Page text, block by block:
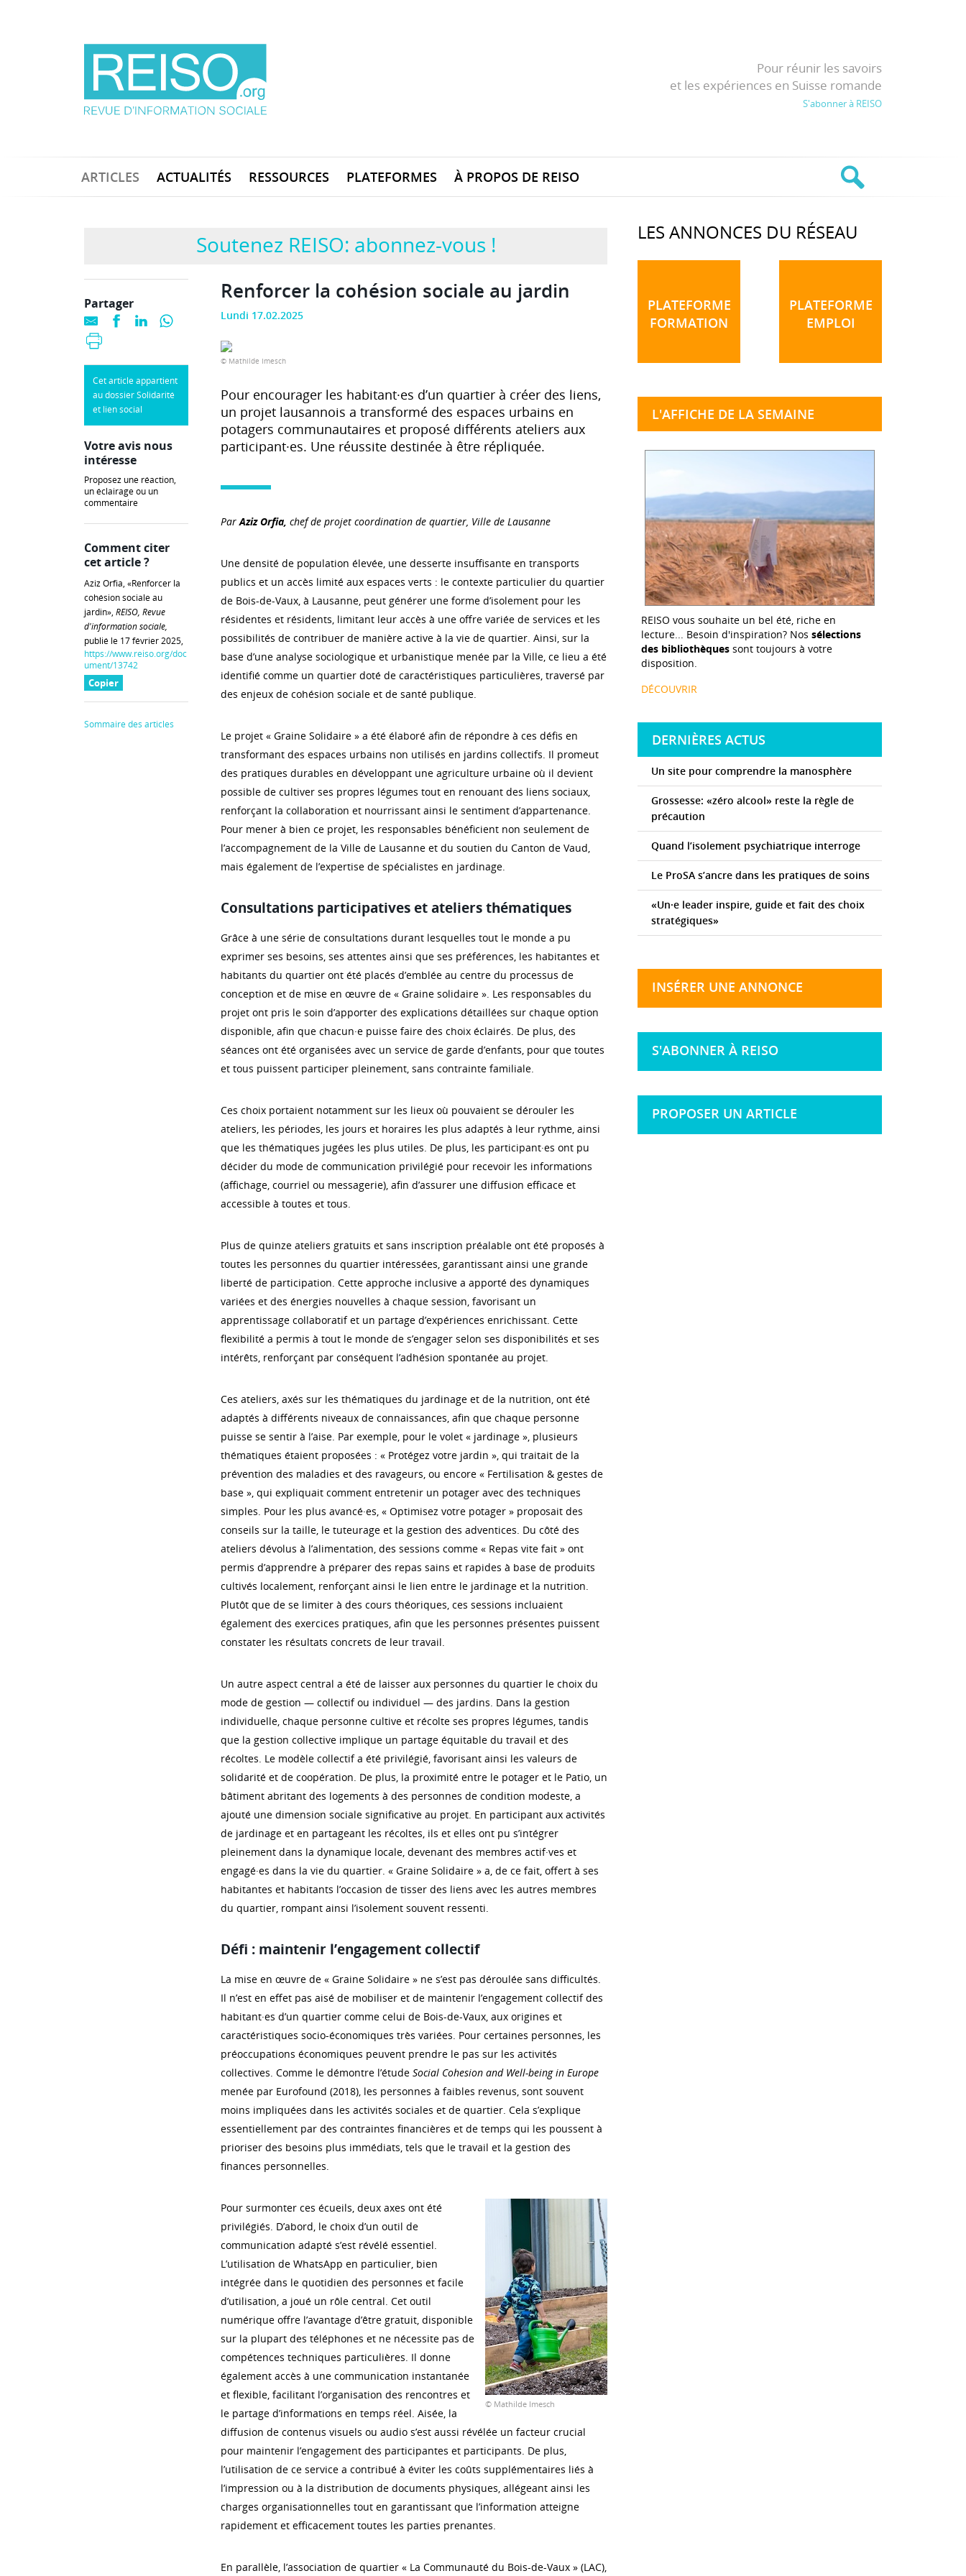
Pour réunir les savoirs
et les expériences en Suisse romande
S'abonner à REISO
ARTICLES ACTUALITÉS RESSOURCES PLATEFORMES À PROPOS DE REISO
Soutenez REISO: abonnez-vous !
Renforcer la cohésion sociale au jardin
Lundi 17.02.2025
© Mathilde Imesch
Pour encourager les habitant·es d’un quartier à créer des liens,
un projet lausannois a transformé des espaces urbains en
potagers communautaires et proposé différents ateliers aux
participant·es. Une réussite destinée à être répliquée.
ParAziz Orfia, chef de projet coordination de quartier, Ville de Lausanne
Une densité de population élevée, une desserte insuffisante en transports
publics et un accès limité aux espaces verts : le contexte particulier du quartier
de Bois-de-Vaux, à Lausanne, peut générer une forme d’isolement pour les
résidentes et résidents, limitant leur accès à une offre variée de services et les
possibilités de contribuer de manière active à la vie de quartier. Ainsi, sur la
base d’une analyse sociologique et urbanistique menée par la Ville, ce lieu a été
identifié comme un quartier doté de caractéristiques particulières, traversé par
des enjeux de cohésion sociale et de santé publique.
Le projet « Graine Solidaire » a été élaboré afin de répondre à ces défis en
transformant des espaces urbains non utilisés en jardins collectifs. Il promeut
des pratiques durables en développant une agriculture urbaine où il devient
possible de cultiver ses propres légumes tout en renouant des liens sociaux,
renforçant la collaboration et nourrissant ainsi le sentiment d’appartenance.
Pour mener à bien ce projet, les responsables bénéficient non seulement de
l’accompagnement de la Ville de Lausanne et du soutien du Canton de Vaud,
mais également de l’expertise de spécialistes en jardinage.
Consultations participatives et ateliers thématiques
Grâce à une série de consultations durant lesquelles tout le monde a pu
exprimer ses besoins, ses attentes ainsi que ses préférences, les habitantes et
habitants du quartier ont été placés d’emblée au centre du processus de
conception et de mise en œuvre de « Graine solidaire ». Les responsables du
projet ont pris le soin d’apporter des explications détaillées sur chaque option
disponible, afin que chacun·e puisse faire des choix éclairés. De plus, des
séances ont été organisées avec un service de garde d’enfants, pour que toutes
et tous puissent participer pleinement, sans contrainte familiale.
Ces choix portaient notamment sur les lieux où pouvaient se dérouler les
ateliers, les périodes, les jours et horaires les plus adaptés à leur rythme, ainsi
que les thématiques jugées les plus utiles. De plus, les participant·es ont pu
décider du mode de communication privilégié pour recevoir les informations
(affichage, courriel ou messagerie), afin d’assurer une diffusion efficace et
accessible à toutes et tous.
Plus de quinze ateliers gratuits et sans inscription préalable ont été proposés à
toutes les personnes du quartier intéressées, garantissant ainsi une grande
liberté de participation. Cette approche inclusive a apporté des dynamiques
variées et des énergies nouvelles à chaque session, favorisant un
apprentissage collaboratif et un partage d’expériences enrichissant. Cette
flexibilité a permis à tout le monde de s’engager selon ses disponibilités et ses
intérêts, renforçant par conséquent l’adhésion spontanée au projet.
Ces ateliers, axés sur les thématiques du jardinage et de la nutrition, ont été
adaptés à différents niveaux de connaissances, afin que chaque personne
puisse se sentir à l’aise. Par exemple, pour le volet « jardinage », plusieurs
thématiques étaient proposées : « Protégez votre jardin », qui traitait de la
prévention des maladies et des ravageurs, ou encore « Fertilisation & gestes de
base », qui expliquait comment entretenir un potager avec des techniques
simples. Pour les plus avancé·es, « Optimisez votre potager » proposait des
conseils sur la taille, le tuteurage et la gestion des adventices. Du côté des
ateliers dévolus à l’alimentation, des sessions comme « Repas vite fait » ont
permis d’apprendre à préparer des repas sains et rapides à base de produits
cultivés localement, renforçant ainsi le lien entre le jardinage et la nutrition.
Plutôt que de se limiter à des cours théoriques, ces sessions incluaient
également des exercices pratiques, afin que les personnes présentes puissent
constater les résultats concrets de leur travail.
Un autre aspect central a été de laisser aux personnes du quartier le choix du
mode de gestion — collectif ou individuel — des jardins. Dans la gestion
individuelle, chaque personne cultive et récolte ses propres légumes, tandis
que la gestion collective implique un partage équitable du travail et des
récoltes. Le modèle collectif a été privilégié, favorisant ainsi les valeurs de
solidarité et de coopération. De plus, la proximité entre le potager et le Patio, un
bâtiment abritant des logements à des personnes de condition modeste, a
ajouté une dimension sociale significative au projet. En participant aux activités
de jardinage et en partageant les récoltes, ils et elles ont pu s’intégrer
pleinement dans la dynamique locale, devenant des membres actif·ves et
engagé·es dans la vie du quartier. « Graine Solidaire » a, de ce fait, offert à ses
habitantes et habitants l’occasion de tisser des liens avec les autres membres
du quartier, rompant ainsi l’isolement souvent ressenti.
Défi : maintenir l’engagement collectif
La mise en œuvre de « Graine Solidaire » ne s’est pas déroulée sans difficultés.
Il n’est en effet pas aisé de mobiliser et de maintenir l’engagement collectif des
habitant·es d’un quartier comme celui de Bois-de-Vaux, aux origines et
caractéristiques socio-économiques très variées. Pour certaines personnes, les
préoccupations économiques peuvent prendre le pas sur les activités
collectives. Comme le démontre l’étude Social Cohesion and Well-being in Europe
menée par Eurofound (2018), les personnes à faibles revenus, sont souvent
moins impliquées dans les activités sociales et de quartier. Cela s’explique
essentiellement par des contraintes financières et de temps qui les poussent à
prioriser des besoins plus immédiats, tels que le travail et la gestion des
finances personnelles.
© Mathilde Imesch
Pour surmonter ces écueils, deux axes ont été
privilégiés. D’abord, le choix d’un outil de
communication adapté s’est révélé essentiel.
L’utilisation de WhatsApp en particulier, bien
intégrée dans le quotidien des personnes et facile
d’utilisation, a joué un rôle central. Cet outil
numérique offre l’avantage d’être gratuit, disponible
sur la plupart des téléphones et ne nécessite pas de
compétences techniques particulières. Il donne
également accès à une communication instantanée
et flexible, facilitant l’organisation des rencontres et
le partage d’informations en temps réel. Aisée, la
diffusion de contenus visuels ou audio s’est aussi révélée un facteur crucial
pour maintenir l’engagement des participantes et participants. De plus,
l’utilisation de ce service a contribué à éviter les coûts supplémentaires liés à
l’impression ou à la distribution de documents physiques, allégeant ainsi les
charges organisationnelles tout en garantissant que l’information atteigne
rapidement et efficacement toutes les parties prenantes.
En parallèle, l’association de quartier « La Communauté du Bois-de-Vaux » (LAC),
Partager
Cet article appartient
au dossier Solidarité
et lien social
Votre avis nous
intéresse
Proposez une réaction,
un éclairage ou un
commentaire
Comment citer
cet article ?
Aziz Orfia, «Renforcer la
cohésion sociale au
jardin», REISO, Revue
d'information sociale,
publié le 17 février 2025,
https://www.reiso.org/doc
ument/13742
Copier
Sommaire des articles
LES ANNONCES DU RÉSEAU
PLATEFORME
FORMATION
PLATEFORME
EMPLOI
L'AFFICHE DE LA SEMAINE
REISO vous souhaite un bel été, riche en
lecture... Besoin d'inspiration? Nos sélections
des bibliothèques sont toujours à votre
disposition.
DÉCOUVRIR
DERNIÈRES ACTUS
Un site pour comprendre la manosphère
Grossesse: «zéro alcool» reste la règle de
précaution
Quand l’isolement psychiatrique interroge
Le ProSA s’ancre dans les pratiques de soins
«Un·e leader inspire, guide et fait des choix
stratégiques»
INSÉRER UNE ANNONCE
S'ABONNER À REISO
PROPOSER UN ARTICLE